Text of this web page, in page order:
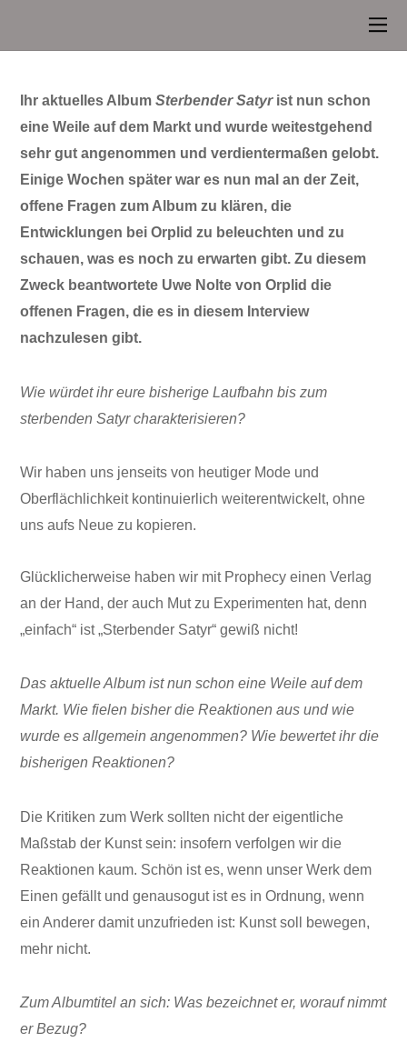
Ihr aktuelles AlbumSterbender Satyrist nun schon
eine Weile auf dem Markt und wurde weitestgehend
sehr gut angenommen und verdientermaßen gelobt.
Einige Wochen später war es nun mal an der Zeit,
offene Fragen zum Album zu klären, die
Entwicklungen bei Orplid zu beleuchten und zu
schauen, was es noch zu erwarten gibt. Zu diesem
Zweck beantwortete Uwe Nolte von Orplid die
offenen Fragen, die es in diesem Interview
nachzulesen gibt.
Wie würdet ihr eure bisherige Laufbahn bis zum
sterbenden Satyr charakterisieren?
Wir haben uns jenseits von heutiger Mode und
Oberflächlichkeit kontinuierlich weiterentwickelt, ohne
uns aufs Neue zu kopieren.
Glücklicherweise haben wir mit Prophecy einen Verlag
an der Hand, der auch Mut zu Experimenten hat, denn
„einfach“ ist „Sterbender Satyr“ gewiß nicht!
Das aktuelle Album ist nun schon eine Weile auf dem
Markt. Wie fielen bisher die Reaktionen aus und wie
wurde es allgemein angenommen? Wie bewertet ihr die
bisherigen Reaktionen?
Die Kritiken zum Werk sollten nicht der eigentliche
Maßstab der Kunst sein: insofern verfolgen wir die
Reaktionen kaum. Schön ist es, wenn unser Werk dem
Einen gefällt und genausogut ist es in Ordnung, wenn
ein Anderer damit unzufrieden ist: Kunst soll bewegen,
mehr nicht.
Zum Albumtitel an sich: Was bezeichnet er, worauf nimmt
er Bezug?